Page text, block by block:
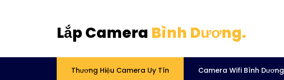
Lắp Camera Bình Dương.
Thương Hiệu Camera Uy Tín Camera Wifi Bình Dương